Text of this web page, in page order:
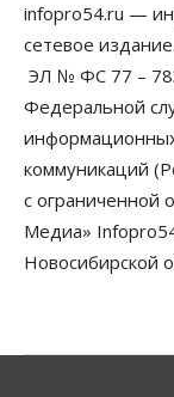
Бизнес
почту
06 Августа 2026,
Общество
Медики
клещей в
06 Августа 2026,
06 Августа 2026,
infopro54.ru —
сетевое
ЭЛ № ФС 77 –
Федеральной
коммуникаций
с ограниченной
Медиа»
Новосибирской